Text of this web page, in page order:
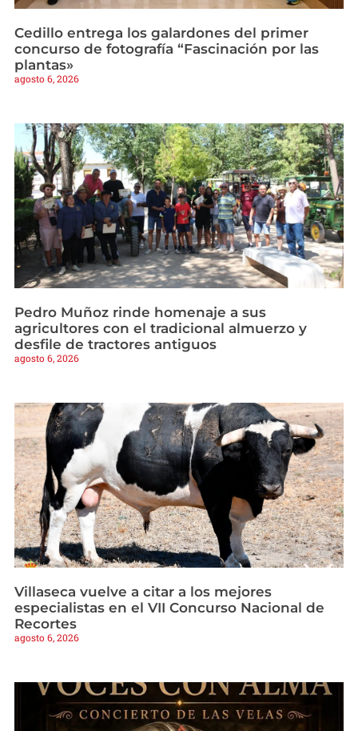
Cedillo entrega los galardones del primer
concurso de fotografía “Fascinación por las
plantas»
agosto 6, 2026
Pedro Muñoz rinde homenaje a sus
agricultores con el tradicional almuerzo y
desfile de tractores antiguos
agosto 6, 2026
Villaseca vuelve a citar a los mejores
especialistas en el VII Concurso Nacional de
Recortes
agosto 6, 2026